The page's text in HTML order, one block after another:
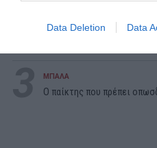
Data Deletion Data
Η πιο ακριβή μεταγραφή
ΜΠΑΛΑ
Ο παίκτης που πρέπει